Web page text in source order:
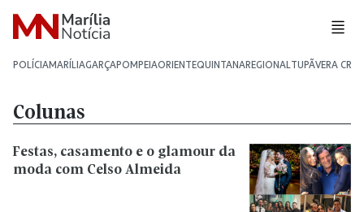
POLÍCIAMARÍLIAGARÇAPOMPEIAORIENTEQUINTANAREGIONALTUPÃVERA CRUZ
Colunas
Festas, casamento e o glamour da
moda com Celso Almeida